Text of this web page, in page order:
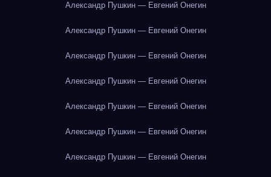
Александр Пушкин — Евгений Онегин
Александр Пушкин — Евгений Онегин
Александр Пушкин — Евгений Онегин
Александр Пушкин — Евгений Онегин
Александр Пушкин — Евгений Онегин
Александр Пушкин — Евгений Онегин
Александр Пушкин — Евгений Онегин